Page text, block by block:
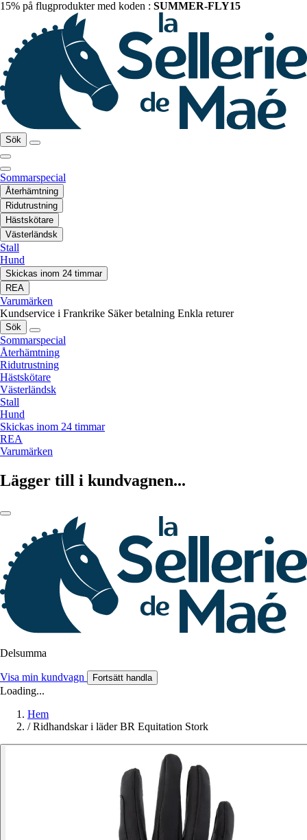
15% på flugprodukter med koden : SUMMER-FLY15
Sök
Sommarspecial
Återhämtning
Ridutrustning
Hästskötare
Västerländsk
Stall
Hund
Skickas inom 24 timmar
REA
Varumärken
Kundservice i Frankrike Säker betalning Enkla returer
Sök
Sommarspecial
Återhämtning
Ridutrustning
Hästskötare
Västerländsk
Stall
Hund
Skickas inom 24 timmar
REA
Varumärken
Lägger till i kundvagnen...
Delsumma
Visa min kundvagn Fortsätt handla
Loading...
Hem
/ Ridhandskar i läder BR Equitation Stork